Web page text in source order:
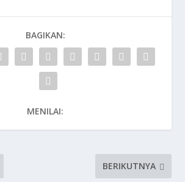
BAGIKAN:
MENILAI:
BERIKUTNYA